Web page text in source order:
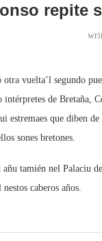
repite
vuelta’l segundo
intérpretes de Bretaña,
estremaes que diben
sones bretones.
tamién nel Palaciu
caberos años.